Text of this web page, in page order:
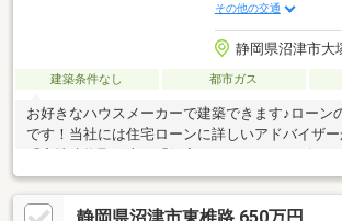
その他の交通
静岡県沼津市大
建築条件なし 都市ガス
お好きなハウスメーカーで建築できます♪ローン
です！当社には住宅ローンに詳しいアドバイザー
ャルプランナー」など…資格を活かし、お客様の
お伺いした上、無理のないプラン、最適な金融
ていただきます。その他、不安や諸事情などがあ